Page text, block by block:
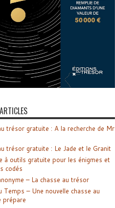
trésor gratuite : A la recherche de Mr
trésor gratuite : Le Jade et le Granit
à outils gratuite pour les énigmes et
codés
– La chasse au trésor
Temps – Une nouvelle chasse au
prépare